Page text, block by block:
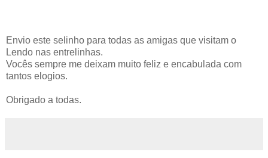
Envio este selinho para todas as amigas que visitam o
Lendo nas entrelinhas.
Vocês sempre me deixam muito feliz e encabulada com
tantos elogios.
Obrigado a todas.